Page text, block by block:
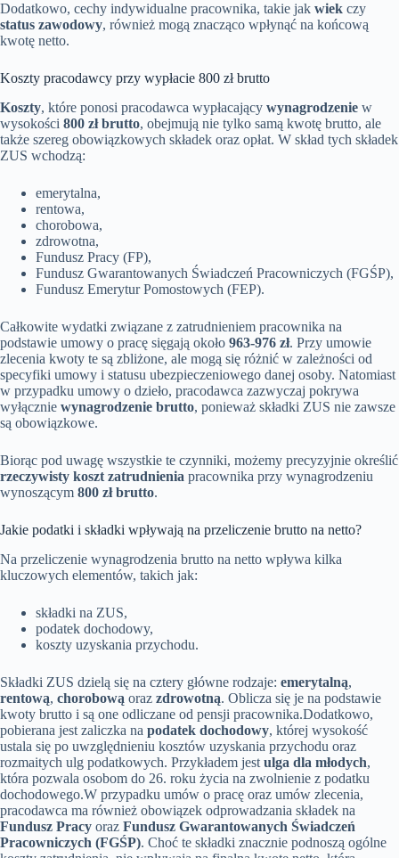
Dodatkowo, cechy indywidualne pracownika, takie jak wiek czy
status zawodowy, również mogą znacząco wpłynąć na końcową
kwotę netto.
Koszty pracodawcy przy wypłacie 800 zł brutto
Koszty, które ponosi pracodawca wypłacający wynagrodzenie w
wysokości 800 zł brutto, obejmują nie tylko samą kwotę brutto, ale
także szereg obowiązkowych składek oraz opłat. W skład tych składek
ZUS wchodzą:
emerytalna,
rentowa,
chorobowa,
zdrowotna,
Fundusz Pracy (FP),
Fundusz Gwarantowanych Świadczeń Pracowniczych (FGŚP),
Fundusz Emerytur Pomostowych (FEP).
Całkowite wydatki związane z zatrudnieniem pracownika na
podstawie umowy o pracę sięgają około 963-976 zł. Przy umowie
zlecenia kwoty te są zbliżone, ale mogą się różnić w zależności od
specyfiki umowy i statusu ubezpieczeniowego danej osoby. Natomiast
w przypadku umowy o dzieło, pracodawca zazwyczaj pokrywa
wyłącznie wynagrodzenie brutto, ponieważ składki ZUS nie zawsze
są obowiązkowe.
Biorąc pod uwagę wszystkie te czynniki, możemy precyzyjnie określić
rzeczywisty koszt zatrudnienia pracownika przy wynagrodzeniu
wynoszącym 800 zł brutto.
Jakie podatki i składki wpływają na przeliczenie brutto na netto?
Na przeliczenie wynagrodzenia brutto na netto wpływa kilka
kluczowych elementów, takich jak:
składki na ZUS,
podatek dochodowy,
koszty uzyskania przychodu.
Składki ZUS dzielą się na cztery główne rodzaje: emerytalną,
rentową, chorobową oraz zdrowotną. Oblicza się je na podstawie
kwoty brutto i są one odliczane od pensji pracownika.Dodatkowo,
pobierana jest zaliczka na podatek dochodowy, której wysokość
ustala się po uwzględnieniu kosztów uzyskania przychodu oraz
rozmaitych ulg podatkowych. Przykładem jest ulga dla młodych,
która pozwala osobom do 26. roku życia na zwolnienie z podatku
dochodowego.W przypadku umów o pracę oraz umów zlecenia,
pracodawca ma również obowiązek odprowadzania składek na
Fundusz Pracy oraz Fundusz Gwarantowanych Świadczeń
Pracowniczych (FGŚP). Choć te składki znacznie podnoszą ogólne